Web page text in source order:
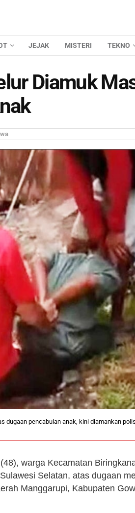
JEJAK MISTERI TEKNO
Diamuk
dugaan pencabulan anak, kini diamankan
warga Kecamatan
Selatan, atas dugaan
Manggarupi, Kabupaten